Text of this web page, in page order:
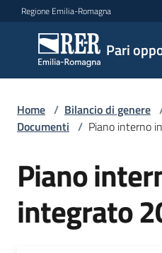
Vai al contenuto
Vai alla navigazione
Vai al footer
Regione Emilia-Romagna
Pari
Pari
opportunità
Argomenti
Novità
Home / Bilancio di genere
Documenti / Piano interno
Piano
integrato